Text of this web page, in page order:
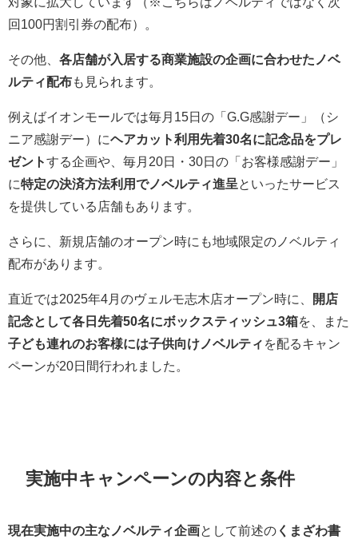
回100円割引券の配布）。
その他、 各店舗が入居する商業施設の企画に合わせたノベ
ルティ配布も見られます。
例えばイオンモールでは毎月15日の「G.G感謝デー」（シ
ニア感謝デー）にヘアカット利用先着30名に記念品をプレ
ゼントする企画や、毎月20日・30日の「お客様感謝デー」
に特定の決済方法利用でノベルティ進呈 といったサービス
を提供している店舗もあります。
さらに、新規店舗のオープン時にも地域限定のノベルティ
配布があります。
直近では2025年4月のヴェルモ志木店オープン時に、
開店
記念として各日先着50名にボックスティッシュ3箱を、また
子ども連れのお客様には子供向けノベルティ を配るキャン
ペーンが20日間行われました。
実施中キャンペーンの内容と条件
現在実施中の主なノベルティ企画として前述の くまざわ書